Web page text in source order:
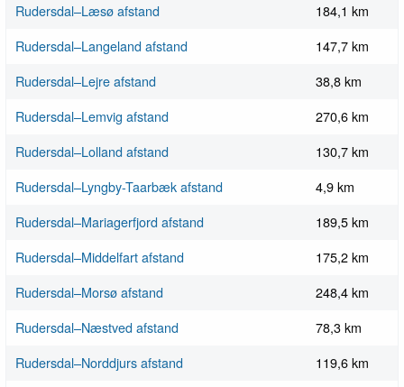
Rudersdal–Læsø afstand
184,1 km
Rudersdal–Langeland afstand
147,7 km
Rudersdal–Lejre afstand
38,8 km
Rudersdal–Lemvig afstand
270,6 km
Rudersdal–Lolland afstand
130,7 km
Rudersdal–Lyngby-Taarbæk afstand
4,9 km
Rudersdal–Mariagerfjord afstand
189,5 km
Rudersdal–Middelfart afstand
175,2 km
Rudersdal–Morsø afstand
248,4 km
Rudersdal–Næstved afstand
78,3 km
Rudersdal–Norddjurs afstand
119,6 km